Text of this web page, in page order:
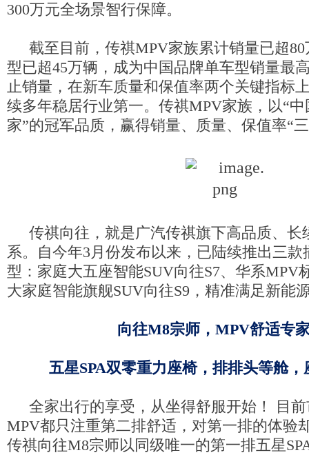
300万元全场景智行保障。
截至目前，传祺MPV家族累计销量已超
型已超45万辆，成为中国品牌单车型销量最
止销量， 在新车质量和保值率两个关键指标
续多年稳居行业第一。传祺MPV家族 ，以“
家”的冠军品质，赢得销量、质量、保值率“
传祺向往，就是广汽传祺旗下高品质、长
系。自今年3月 份发布以来，已陆续推出三款
型：家庭大五座智能SUV向往S7、华系MPV
大家庭智能旗舰SUV向往S9，精准满足新能
向往M8宗师，MPV舒适专
五星SPA双零重力座椅，排排头等舱，
全家出行的享受，从坐得舒服开始！ 目
MPV都只注重第二排舒适，对第一排的体验
传祺向往M8宗师以同级唯一的第一排五星